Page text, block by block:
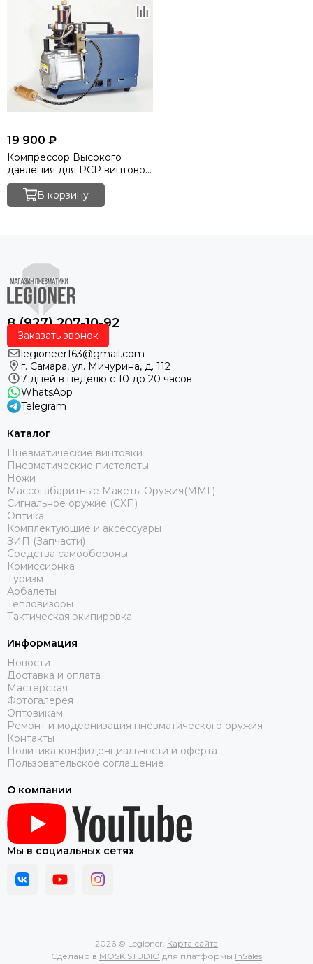
19 900 ₽
Компрессор Высокого
давления для РСР винтовок
220в.
В корзину
8 (927) 207-10-92
Заказать звонок
legioneer163@gmail.com
г. Самара, ул. Мичурина, д. 112
7 дней в неделю с 10 до 20 часов
WhatsApp
Telegram
Каталог
Пневматические винтовки
Пневматические пистолеты
Ножи
Массогабаритные Макеты Оружия(ММГ)
Сигнальное оружие (СХП)
Оптика
Комплектующие и аксессуары
ЗИП (Запчасти)
Средства самообороны
Комиссионка
Туризм
Арбалеты
Тепловизоры
Тактическая экипировка
Информация
Новости
Доставка и оплата
Мастерская
Фотогалерея
Оптовикам
Ремонт и модернизация пневматического оружия
Контакты
Политика конфиденциальности и оферта
Пользовательское соглашение
О компании
Мы в социальных сетях
2026 © Legioner. Карта сайта
Сделано в MOSK.STUDIO для платформы InSales